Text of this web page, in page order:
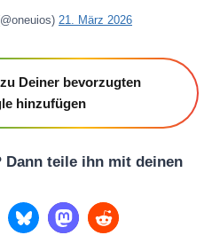
21. März 2026
Deiner bevorzugten
hinzufügen
teile ihn mit deinen